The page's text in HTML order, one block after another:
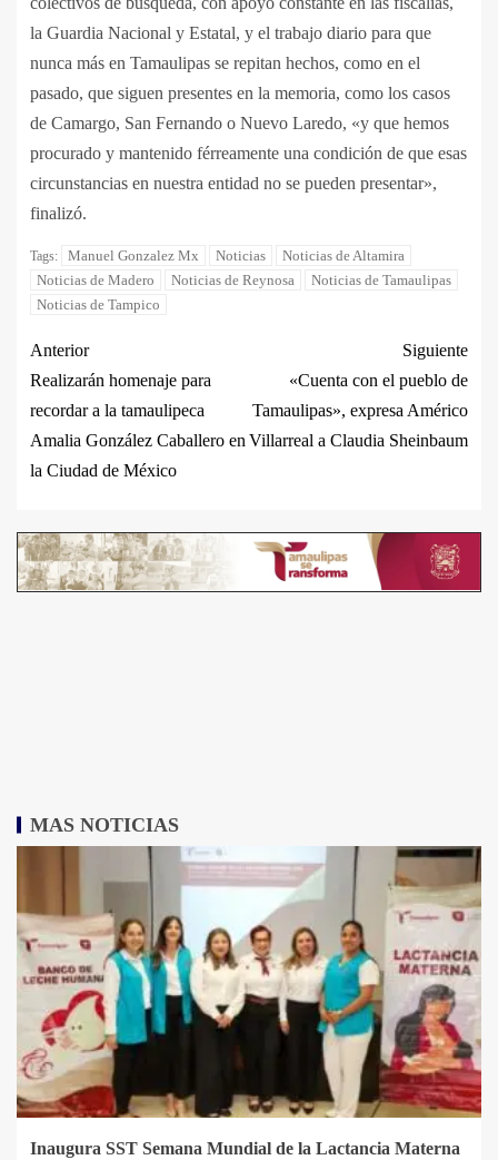
la Guardia Nacional y Estatal, y el trabajo diario para que
nunca más en Tamaulipas se repitan hechos, como en el
pasado, que siguen presentes en la memoria, como los casos
de Camargo, San Fernando o Nuevo Laredo, «y que hemos
procurado y mantenido férreamente una condición de que esas
circunstancias en nuestra entidad no se pueden presentar»,
finalizó.
Tags: Manuel Gonzalez Mx Noticias
Noticias de Altamira
Noticias de Madero
Noticias de Reynosa
Noticias de Tamaulipas
Noticias de Tampico
Anterior
Realizarán homenaje para
recordar a la tamaulipeca
Amalia González Caballero en
la Ciudad de México
Siguiente
«Cuenta con el pueblo de
Tamaulipas», expresa Américo
Villarreal a Claudia Sheinbaum
MAS NOTICIAS
Inaugura SST Semana Mundial de la Lactancia Materna